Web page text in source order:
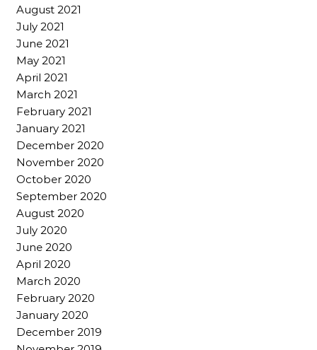
August 2021
July 2021
June 2021
May 2021
April 2021
March 2021
February 2021
January 2021
December 2020
November 2020
October 2020
September 2020
August 2020
July 2020
June 2020
April 2020
March 2020
February 2020
January 2020
December 2019